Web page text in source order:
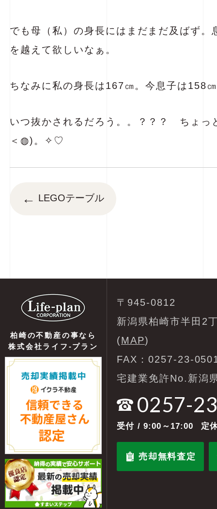
でも母（私）の身長にはまだまだ及ばず。
を越えて欲しいなぁ。
ちなみに私の身長は167㎝。今息子は158
いつ抜かされるだろう。。？？？ ちょ
＜◍)。✧♡
← LEGOテーブル
柏崎の不動産の事なら
株式会社ライフ-プラン
〒945-0812
新潟県柏崎市半田2
(MAP)
FAX：0257-23-
宅建業免許No.新潟
0257-
受付 / 9:00～17:00 定
売却無料査定